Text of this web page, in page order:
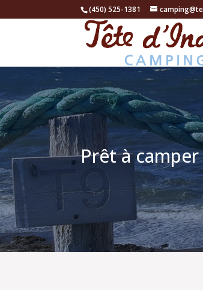
(450) 525-1381
Prêt à camper